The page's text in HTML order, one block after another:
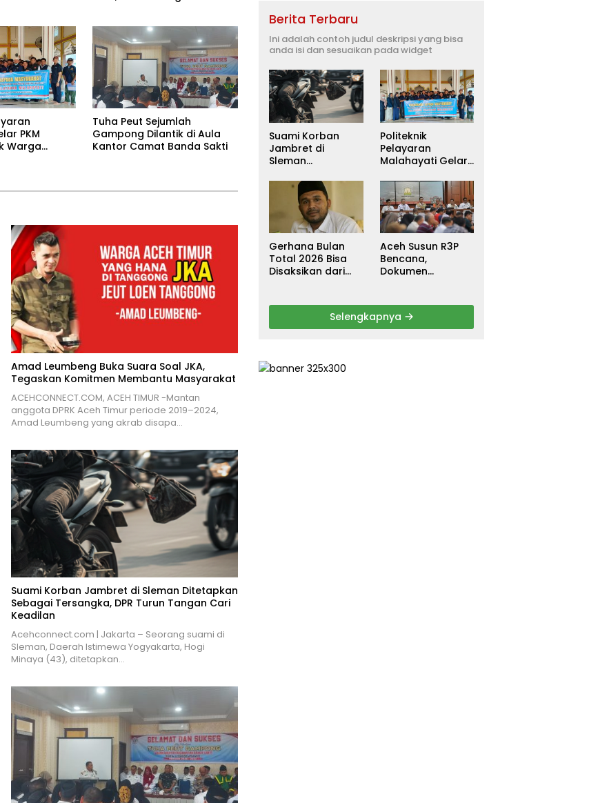
PKM
Warga
Tuha Peut Sejumlah
Gampong Dilantik di Aula
Kantor Camat Banda Sakti
Amad Leumbeng Buka Suara Soal JKA,
Tegaskan Komitmen Membantu Masyarakat
ACEHCONNECT.COM, ACEH TIMUR -Mantan
anggota DPRK Aceh Timur periode 2019–2024,
Amad Leumbeng yang akrab disapa…
Suami Korban Jambret di Sleman Ditetapkan
Sebagai Tersangka, DPR Turun Tangan Cari
Keadilan
Acehconnect.com | Jakarta – Seorang suami di
Sleman, Daerah Istimewa Yogyakarta, Hogi
Minaya (43), ditetapkan…
Berita Terbaru
Ini adalah contoh judul deskripsi yang bisa
anda isi dan sesuaikan pada widget
Suami Korban
Jambret di
Sleman
Sebagai
Tersangka, DPR
Turun Tangan
Cari Keadilan
Politeknik
Pelayaran
Malahayati Gelar
untuk Warga
Terdampak Banjir
di Pidie Jaya
Gerhana Bulan
Total 2026 Bisa
Disaksikan dari
Aceh Susun R3P
Bencana,
Dokumen
Ditarget Rampung
Januari 2026
Selengkapnya